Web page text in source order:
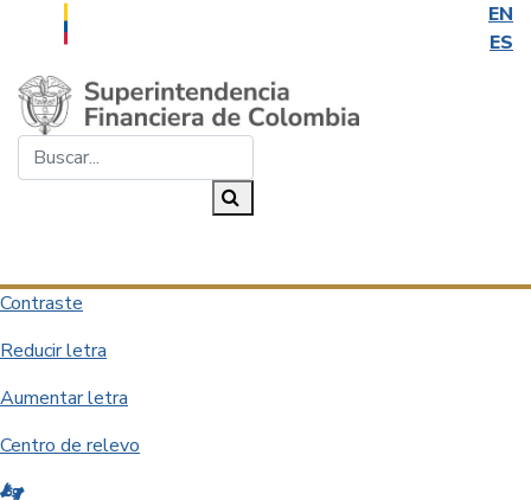
EN
ES
Saltar al contenido principal
Contraste
Reducir letra
Aumentar letra
Centro de relevo